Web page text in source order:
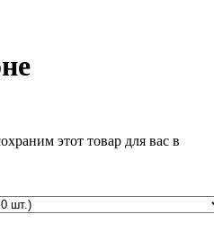
этот товар для вас в